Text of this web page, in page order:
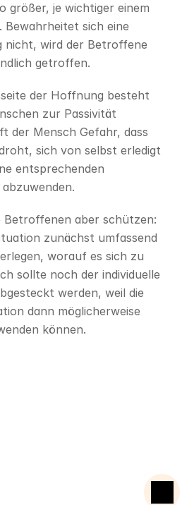
größer, je wichtiger einem
Bewahrheitet sich eine
nicht, wird der Betroffene
getroffen.
der Hoffnung besteht
zur Passivität
der Mensch Gefahr, dass
sich von selbst erledigt
entsprechenden
Betroffenen aber schützen:
zunächst umfassend
worauf es sich zu
sollte noch der individuelle
werden, weil die
dann möglicherweise
können.